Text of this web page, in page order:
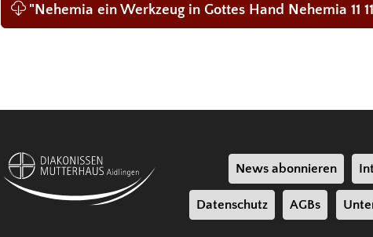
"Nehemia ein Werkzeug in Gottes Hand Nehemia 11
News abonnieren
Datenschutz AGBs